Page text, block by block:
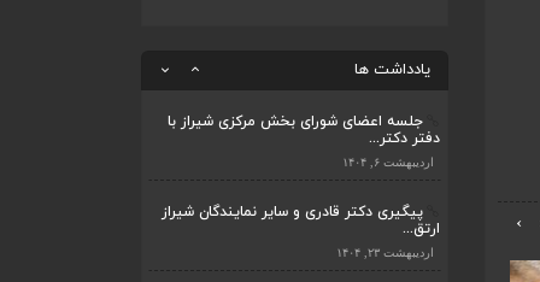
›
یادداشت ها
اردیبهشت ۱۱, ۱۴۰۴
جلسه اعضای شورای بخش مرکزی شیراز با
دفتر دکتر...
اردیبهشت ۶, ۱۴۰۴
پیگیری دکتر قادری و سایر نمایندگان شیراز
ارتق...
اردیبهشت ۲۳, ۱۴۰۴